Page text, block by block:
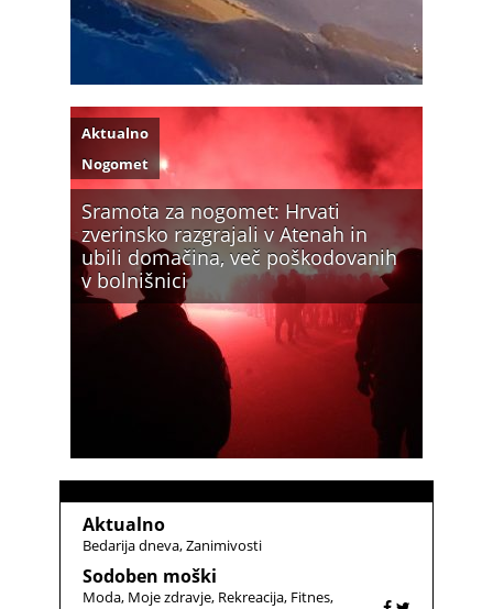
Sramota za nogomet: Hrvati
zverinsko razgrajali v Atenah in
ubili domačina, več poškodovanih
v bolnišnici
Aktualno
Nogomet
Aktualno
Bedarija dneva Zanimivosti
Sodoben moški
Moda Moje zdravje Rekreacija Fitnes